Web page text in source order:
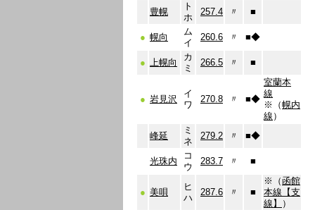
豊幌
ト
ホ
257.4 〃 ■
● 幌向
ム
イ
260.6 〃 ■◆
● 上幌向
カ
ミ
266.5 〃 ■
● 岩見沢
イ
ワ
270.8 〃 ■◆
室蘭本
線
※（幌内
線 ）
峰延
ミ
ネ
279.2 〃 ■◆
光珠内
コ
ウ
283.7 〃 ■
● 美唄
ヒ
ハ
287.6 〃 ■
※（函館
本線【支
線】
）